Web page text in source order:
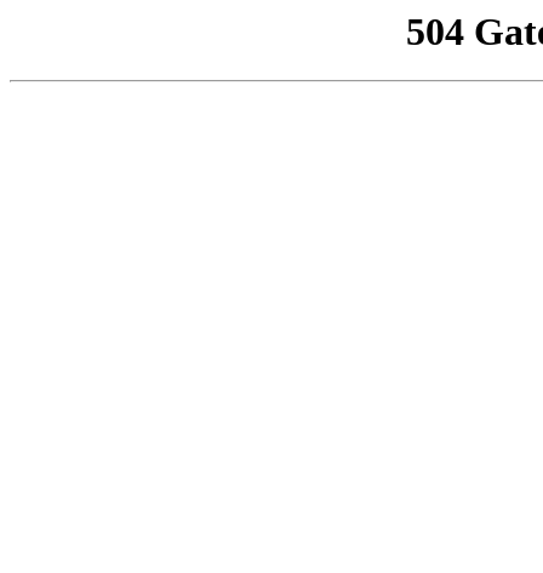
504